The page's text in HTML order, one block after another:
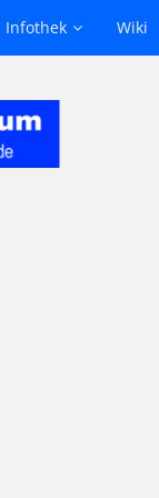
Infothek Wiki